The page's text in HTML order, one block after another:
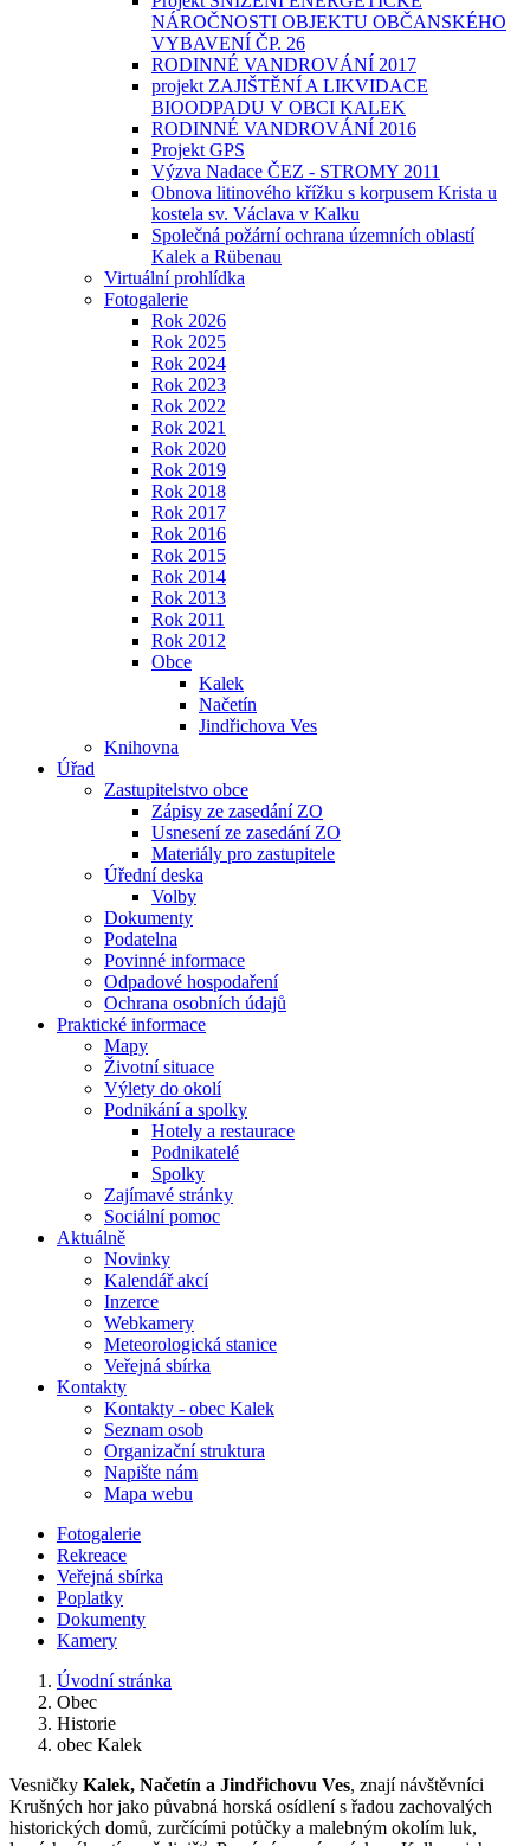
NÁROČNOSTI OBJEKTU OBČANSKÉHO
VYBAVENÍ ČP. 26
RODINNÉ VANDROVÁNÍ 2017
projekt ZAJIŠTĚNÍ A LIKVIDACE
BIOODPADU V OBCI KALEK
RODINNÉ VANDROVÁNÍ 2016
Projekt GPS
Výzva Nadace ČEZ - STROMY 2011
Obnova litinového křížku s korpusem Krista u
kostela sv. Václava v Kalku
Společná požární ochrana územních oblastí
Kalek a Rübenau
Virtuální prohlídka
Fotogalerie
Rok 2026
Rok 2025
Rok 2024
Rok 2023
Rok 2022
Rok 2021
Rok 2020
Rok 2019
Rok 2018
Rok 2017
Rok 2016
Rok 2015
Rok 2014
Rok 2013
Rok 2011
Rok 2012
Obce
Kalek
Načetín
Jindřichova Ves
Knihovna
Úřad
Zastupitelstvo obce
Zápisy ze zasedání ZO
Usnesení ze zasedání ZO
Materiály pro zastupitele
Úřední deska
Volby
Dokumenty
Podatelna
Povinné informace
Odpadové hospodaření
Ochrana osobních údajů
Praktické informace
Mapy
Životní situace
Výlety do okolí
Podnikání a spolky
Hotely a restaurace
Podnikatelé
Spolky
Zajímavé stránky
Sociální pomoc
Aktuálně
Novinky
Kalendář akcí
Inzerce
Webkamery
Meteorologická stanice
Veřejná sbírka
Kontakty
Kontakty - obec Kalek
Seznam osob
Organizační struktura
Napište nám
Mapa webu
Fotogalerie
Rekreace
Veřejná sbírka
Poplatky
Dokumenty
Kamery
Úvodní stránka
Obec
Historie
obec Kalek
Vesničky Kalek, Načetín a Jindřichovu Ves, znají návštěvníci
Krušných hor jako půvabná horská osídlení s řadou zachovalých
historických domů, zurčícími potůčky a malebným okolím luk,